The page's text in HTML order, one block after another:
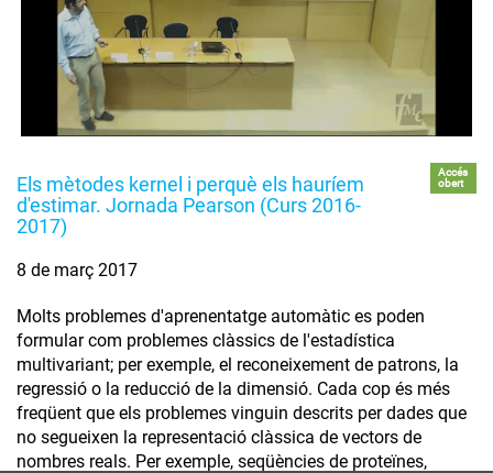
Els mètodes kernel i perquè els hauríem
d'estimar. Jornada Pearson (Curs 2016-
2017)
Accés
obert
8 de març 2017
Molts problemes d'aprenentatge automàtic es poden
formular com problemes clàssics de l'estadística
multivariant; per exemple, el reconeixement de patrons, la
regressió o la reducció de la dimensió. Cada cop és més
freqüent que els problemes vinguin descrits per dades que
no segueixen la representació clàssica de vectors de
nombres reals. Per exemple, seqüències de proteïnes,